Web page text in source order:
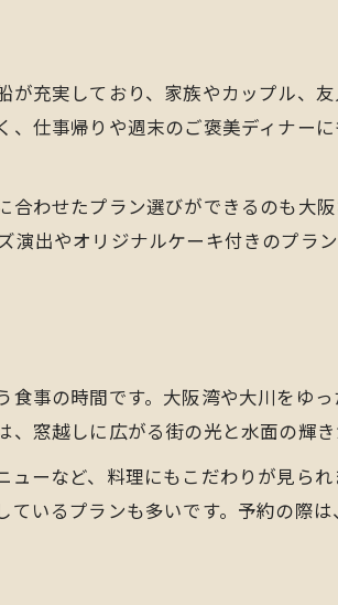
ル向けの夜景ディナープラン発見
ナーに最適なクルージング体験を提案
おすすめの夜景ディナープラン特集
ズディナーで叶う特別なサプライズ
日ディナープランの選び方とコツ
のディナーで楽しむロマンチッククル
の和洋ディナークルージング体験談
味わう本格ディナーの楽しみ方とは
ーと夜景クルーズの魅力を徹底比較
ィナーの魅力と選び方の秘訣
充実しており、家族やカップル、
仕事帰りや週末のご褒美ディナー
わせたプラン選びができるのも大
出やオリジナルケーキ付きのプラ
事の時間です。大阪湾や大川をゆ
窓越しに広がる街の光と水面の輝
ーなど、料理にもこだわりが見ら
いるプランも多いです。予約の際